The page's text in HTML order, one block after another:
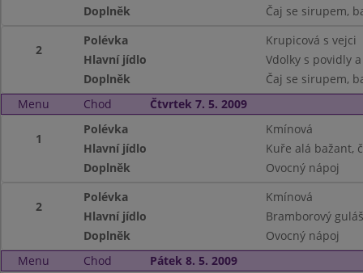
Doplněk
Čaj se sirupem,
2
Polévka
Krupicová s vejci
Hlavní jídlo
Vdolky s povidly
Doplněk
Čaj se sirupem,
Menu
Chod Čtvrtek 7. 5. 2009
1
Polévka
Kmínová
Hlavní jídlo
Kuře alá bažant,
Doplněk
Ovocný nápoj
2
Polévka
Kmínová
Hlavní jídlo
Bramborový
Doplněk
Ovocný nápoj
Menu
Chod Pátek 8. 5. 2009